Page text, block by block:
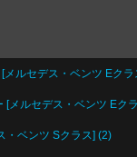
ルセデス・ベンツ Eクラ
メルセデス・ベンツ Eク
ベンツ Sクラス] (2)